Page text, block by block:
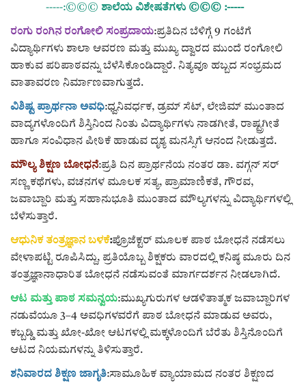
-----:©©© ಶಾಲೆಯ ವಿಶೇಷತೆಗಳು ©©© :-----
ರಂಗು ರಂಗಿನ ರಂಗೋಲಿ ಸಂಪ್ರದಾಯ:ಪ್ರತಿದಿನ ಬೆಳಿಗ್ಗೆ 9 ಗಂಟೆಗೆ
ವಿದ್ಯಾರ್ಥಿಗಳು ಶಾಲಾ ಆವರಣ ಮತ್ತು ಮುಖ್ಯ ದ್ವಾರದ ಮುಂದೆ ರಂಗೋಲಿ
ಹಾಕುವ ಪರಿಪಾಠವನ್ನು ಬೆಳೆಸಿಕೊಂಡಿದ್ದಾರೆ. ನಿತ್ಯವೂ ಹಬ್ಬದ ಸಂಭ್ರಮದ
ವಾತಾವರಣ ನಿರ್ಮಾಣವಾಗುತ್ತದೆ.
ವಿಶಿಷ್ಟ ಪ್ರಾರ್ಥನಾ ಅವಧಿ:ಧ್ವನಿವರ್ಧಕ, ಡ್ರಮ್ ಸೆಟ್, ಲೇಜಿಮ್ ಮುಂತಾದ
ವಾದ್ಯಗಳೊಂದಿಗೆ ಶಿಸ್ತಿನಿಂದ ನಿಂತು ವಿದ್ಯಾರ್ಥಿಗಳು ನಾಡಗೀತೆ, ರಾಷ್ಟ್ರಗೀತೆ
ಹಾಗೂ ಸಂವಿಧಾನ ಪೀಠಿಕೆ ಹಾಡುವ ದೃಶ್ಯ ಮನಸ್ಸಿಗೆ ಆನಂದ ನೀಡುತ್ತದೆ.
ಮೌಲ್ಯ ಶಿಕ್ಷಣ ಬೋಧನೆ:ಪ್ರತಿ ದಿನ ಪ್ರಾರ್ಥನೆಯ ನಂತರ ಡಾ. ವಗ್ಗನ್ ಸರ್
ಸಣ್ಣ ಕಥೆಗಳು, ವಚನಗಳ ಮೂಲಕ ಸತ್ಯ, ಪ್ರಾಮಾಣಿಕತೆ, ಗೌರವ,
ಜವಾಬ್ದಾರಿ ಮತ್ತು ಸಹಾನುಭೂತಿ ಮುಂತಾದ ಮೌಲ್ಯಗಳನ್ನು ವಿದ್ಯಾರ್ಥಿಗಳಲ್ಲಿ
ಬೆಳೆಸುತ್ತಾರೆ.
ಆಧುನಿಕ ತಂತ್ರಜ್ಞಾನ ಬಳಕೆ:ಪ್ರೊಜೆಕ್ಟರ್ ಮೂಲಕ ಪಾಠ ಬೋಧನೆ ನಡೆಸಲು
ವೇಳಾಪಟ್ಟಿ ರೂಪಿಸಿದ್ದು, ಪ್ರತಿಯೊಬ್ಬ ಶಿಕ್ಷಕರು ವಾರದಲ್ಲಿ ಕನಿಷ್ಠ ಮೂರು ದಿನ
ತಂತ್ರಜ್ಞಾನಾಧಾರಿತ ಬೋಧನೆ ನಡೆಸುವಂತೆ ಮಾರ್ಗದರ್ಶನ ನೀಡಲಾಗಿದೆ.
ಆಟ ಮತ್ತು ಪಾಠ ಸಮನ್ವಯ:ಮುಖ್ಯಗುರುಗಳ ಆಡಳಿತಾತ್ಮಕ ಜವಾಬ್ದಾರಿಗಳ
ನಡುವೆಯೂ 3–4 ಅವಧಿಗಳವರೆಗೆ ಪಾಠ ಬೋಧನೆ ಮಾಡುವ ಅವರು,
ಕಬ್ಬಡ್ಡಿ ಮತ್ತು ಖೋ-ಖೋ ಆಟಗಳಲ್ಲಿ ಮಕ್ಕಳೊಂದಿಗೆ ಬೆರೆತು ಶಿಸ್ತಿನೊಂದಿಗೆ
ಆಟದ ನಿಯಮಗಳನ್ನು ತಿಳಿಸುತ್ತಾರೆ.
ಶನಿವಾರದ ಶಿಕ್ಷಣ ಜಾಗೃತಿ:ಸಾಮೂಹಿಕ ವ್ಯಾಯಾಮದ ನಂತರ ಶಿಕ್ಷಣದ